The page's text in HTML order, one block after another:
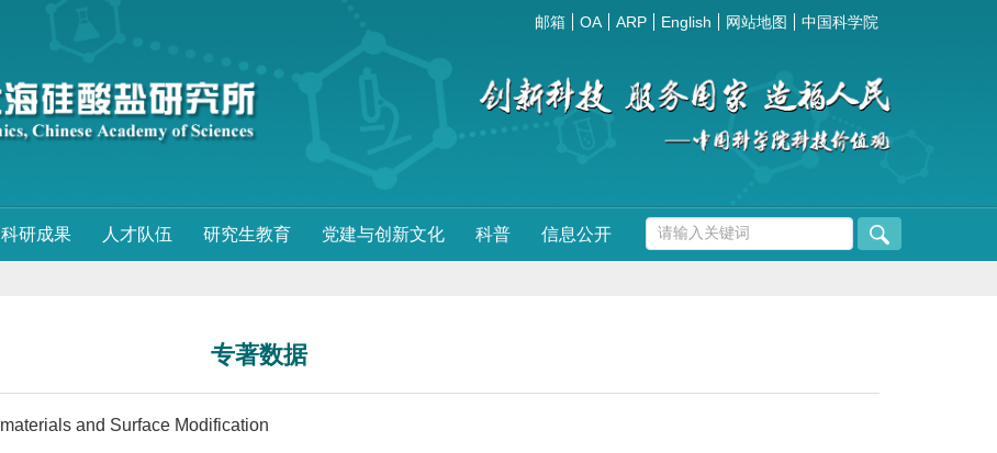
邮箱 OA ARP English 网站地图 中国科学院
科研成果 人才队伍 研究生教育 党建与创新文化 科普 信息公开
专著数据
and Surface Modification